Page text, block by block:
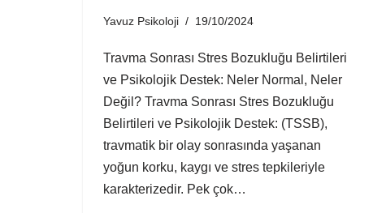
Yavuz Psikoloji 19/10/2024
Travma Sonrası Stres Bozukluğu Belirtileri
ve Psikolojik Destek: Neler Normal, Neler
Değil? Travma Sonrası Stres Bozukluğu
Belirtileri ve Psikolojik Destek: (TSSB),
travmatik bir olay sonrasında yaşanan
yoğun korku, kaygı ve stres tepkileriyle
karakterizedir. Pek çok…